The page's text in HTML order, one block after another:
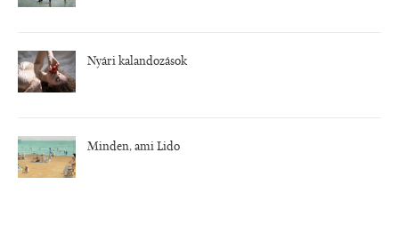
Nyári kalandozások
Minden, ami Lido